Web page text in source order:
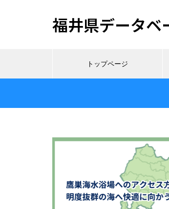
福井県データベ
トップページ